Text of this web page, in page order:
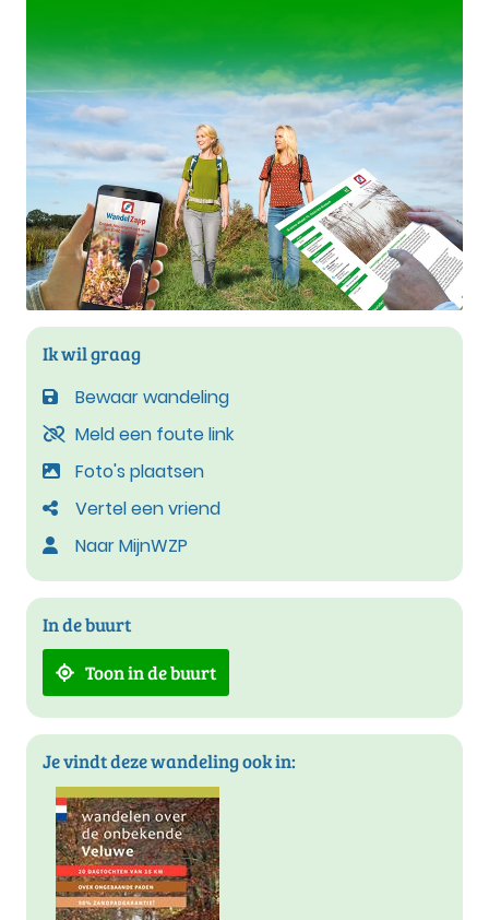
Ik wil graag
Bewaar wandeling
Meld een foute link
Foto's plaatsen
Vertel een vriend
Naar MijnWZP
In de buurt
Toon in de buurt
Je vindt deze wandeling ook in: